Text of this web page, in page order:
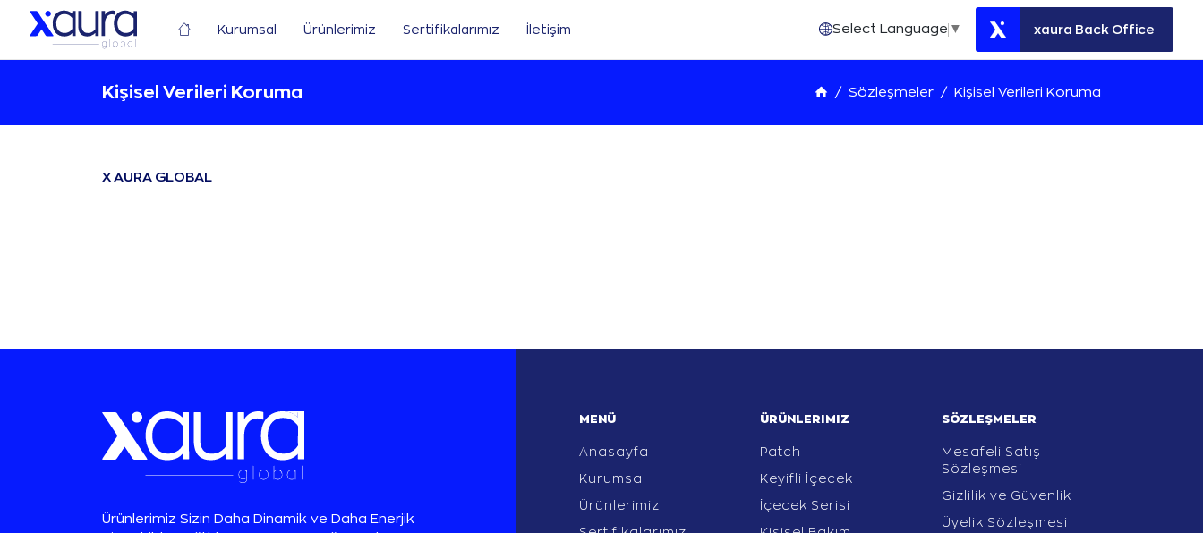
Kurumsal Ürünlerimiz Sertifikalarımız İletişim Select Language ▼ xaura Back Office
Kişisel Verileri Koruma Sözleşmeler Kişisel Verileri Koruma
X AURA GLOBAL
Ürünlerimiz Sizin Daha Dinamik ve Daha Enerjik
MENÜ
Anasayfa
Kurumsal
Ürünlerimiz
ÜRÜNLERIMIZ
Patch
Keyifli İçecek
İçecek Serisi
SÖZLEŞMELER
Mesafeli Satış
Sözleşmesi
Gizlilik ve Güvenlik
Üyelik Sözleşmesi